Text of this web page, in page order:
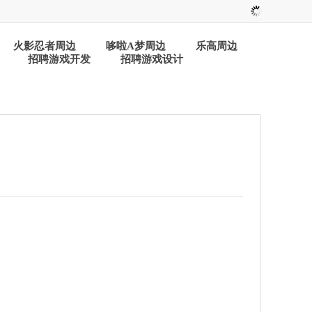
火影忍者周边 哆啦A梦周边
乐高周边
招聘游戏开发
招聘游戏设计